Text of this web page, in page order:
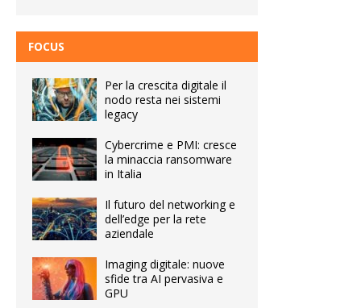
FOCUS
Per la crescita digitale il
nodo resta nei sistemi
legacy
Cybercrime e PMI: cresce
la minaccia ransomware
in Italia
Il futuro del networking e
dell’edge per la rete
aziendale
Imaging digitale: nuove
sfide tra AI pervasiva e
GPU